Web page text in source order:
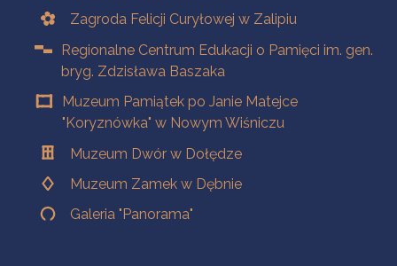
Zagroda Felicji Curyłowej w Zalipiu
Regionalne Centrum Edukacji o Pamięci im. gen.
bryg. Zdzisława Baszaka
Muzeum Pamiątek po Janie Matejce
"Koryznówka" w Nowym Wiśniczu
Muzeum Dwór w Dołędze
Muzeum Zamek w Dębnie
Galeria "Panorama"